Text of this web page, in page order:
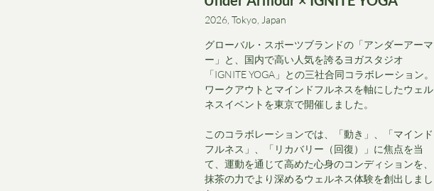
2026, Tokyo, Japan
グローバル・スポーツブランドの「アンダーアーマ
ー」と、国内で高い人気を誇るヨガスタジオ
「IGNITE YOGA」との三社合同コラボレーション。
ワークアウトとマインドフルネスを軸にしたウェル
ネスイベントを東京で開催しました。
このコラボレーションでは、「動き」、「マインド
フルネス」、「リカバリー（回復）」に焦点を当
て、運動を通じて高めた心身のコンディションを、
抹茶の力でより深めるウェルネス体験を創出しまし